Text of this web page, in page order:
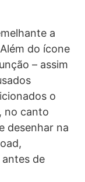
a
do ícone
– assim
o
no canto
desenhar na
de